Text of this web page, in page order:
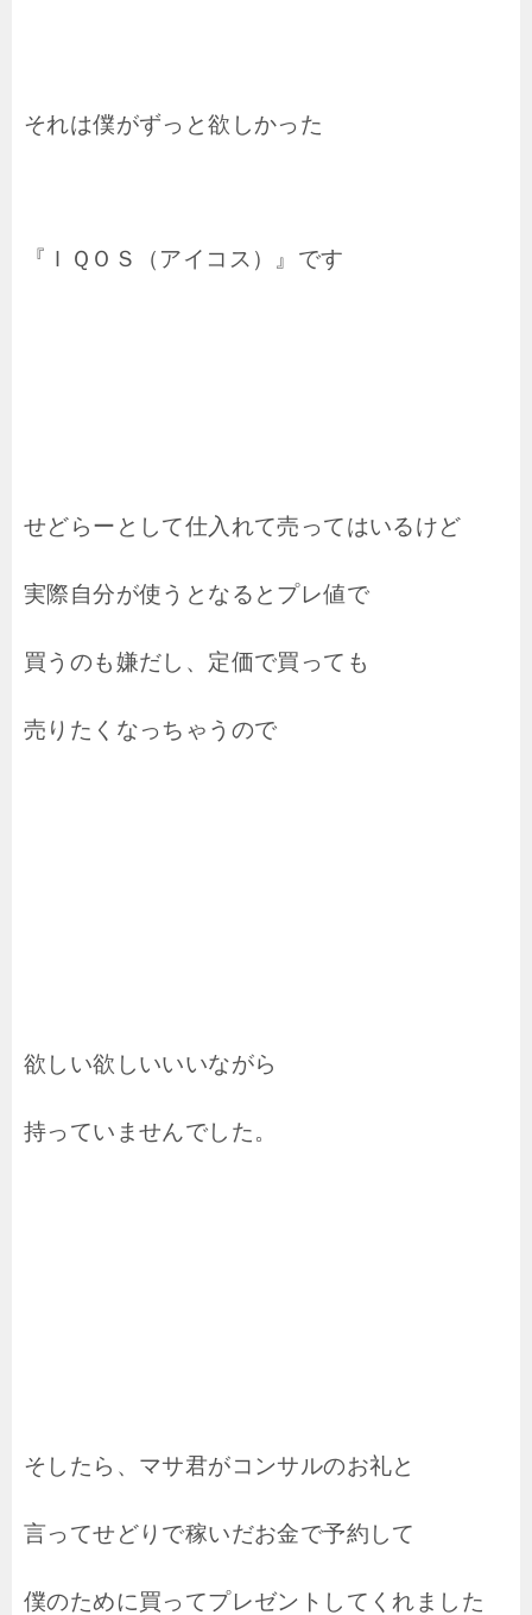
それは僕がずっと欲しかった
『ＩＱＯＳ（アイコス）』です
せどらーとして仕入れて売ってはいるけど
実際自分が使うとなるとプレ値で
買うのも嫌だし、定価で買っても
売りたくなっちゃうので
欲しい欲しいいいながら
持っていませんでした。
そしたら、マサ君がコンサルのお礼と
言ってせどりで稼いだお金で予約して
僕のために買ってプレゼントしてくれました